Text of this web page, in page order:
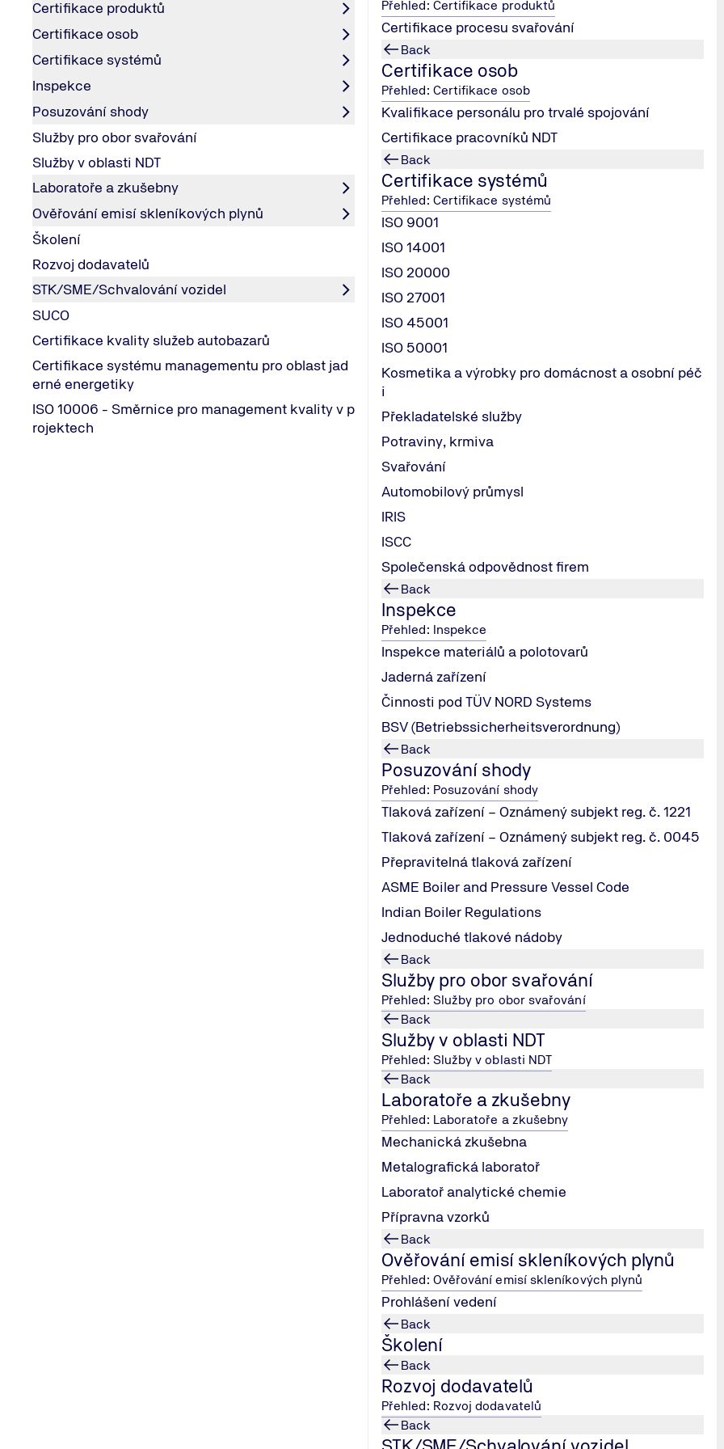
Certifikace produktů
Certifikace osob
Certifikace systémů
Inspekce
Posuzování shody
Služby pro obor svařování
Služby v oblasti NDT
Laboratoře a zkušebny
Ověřování emisí skleníkových plynů
Školení
Rozvoj dodavatelů
STK/SME/Schvalování vozidel
SUCO
Certifikace kvality služeb autobazarů
Certifikace systému managementu pro oblast jad
erné energetiky
ISO 10006 - Směrnice pro management kvality v p
rojektech
Přehled: Certifikace produktů
Certifikace procesu svařování
Back
Certifikace osob
Přehled: Certifikace osob
Kvalifikace personálu pro trvalé spojování
Certifikace pracovníků NDT
Back
Certifikace systémů
Přehled: Certifikace systémů
ISO 9001
ISO 14001
ISO 20000
ISO 27001
ISO 45001
ISO 50001
Kosmetika a výrobky pro domácnost a osobní péč
i
Překladatelské služby
Potraviny, krmiva
Svařování
Automobilový průmysl
IRIS
ISCC
Společenská odpovědnost firem
Back
Inspekce
Přehled: Inspekce
Inspekce materiálů a polotovarů
Jaderná zařízení
Činnosti pod TÜV NORD Systems
BSV (Betriebssicherheitsverordnung)
Back
Posuzování shody
Přehled: Posuzování shody
Tlaková zařízení – Oznámený subjekt reg. č. 1221
Tlaková zařízení – Oznámený subjekt reg. č. 0045
Přepravitelná tlaková zařízení
ASME Boiler and Pressure Vessel Code
Indian Boiler Regulations
Jednoduché tlakové nádoby
Back
Služby pro obor svařování
Přehled: Služby pro obor svařování
Back
Služby v oblasti NDT
Přehled: Služby v oblasti NDT
Back
Laboratoře a zkušebny
Přehled: Laboratoře a zkušebny
Mechanická zkušebna
Metalografická laboratoř
Laboratoř analytické chemie
Přípravna vzorků
Back
Ověřování emisí skleníkových plynů
Přehled: Ověřování emisí skleníkových plynů
Prohlášení vedení
Back
Školení
Back
Rozvoj dodavatelů
Přehled: Rozvoj dodavatelů
Back
posílení důvěryhodnosti na trhu
snížení chybovosti a reklamací
zlepšení řízení procesů ve firmě
Na co se norma IATF 16949 zaměřuje?
neustálé zlepšování procesů
prevence chyb
procesní přístup řízení kvality
řízení rizik v dodavatelském řetězci
zvýšení efektivity výroby a vývoje
Cílem je zajistit stabilní kvalitu produktů od vývoje až po sériovou výrobu.
Krok 02
Zahájení auditního procesu a individuální
plánování
Pokyny pro dosažení a zachování uznání IATF, 6.vydání 2025
IATF 16949 Common Audit Report Application ("CARA")